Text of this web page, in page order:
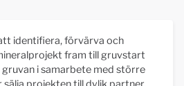
identifiera, förvärva och
fram till gruvstart
i samarbete med större